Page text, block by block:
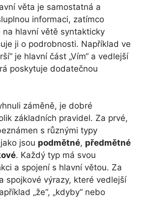
věta je samostatná a
informaci, zatímco
hlavní větě syntakticky
ji o podrobnosti. Například ve
je hlavní část „Vím“ a vedlejší
poskytuje dodatečnou
záměně, je dobré
základních pravidel. Za prvé,
s různými typy
jsou podmětné, předmětné
. Každý typ má svou
a spojení s hlavní větou. Za
spojkové výrazy, které vedlejší
„že“, „kdyby“ nebo